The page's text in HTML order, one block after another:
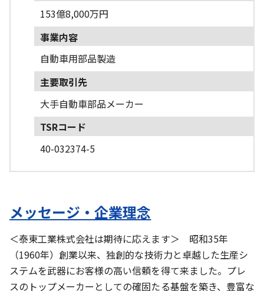
153億8,000万円
事業内容
自動車用部品製造
主要取引先
大手自動車部品メーカー
TSRコード
40-032374-5
メッセージ・企業理念
＜泰東工業株式会社は期待に応えます＞ 昭和35年
（1960年）創業以来、独創的な技術力と卓越した生産シ
ステムを武器にお客様の高い信頼を得て来ました。プレ
スのトップメーカーとしての確固たる基盤を築き、豊富な